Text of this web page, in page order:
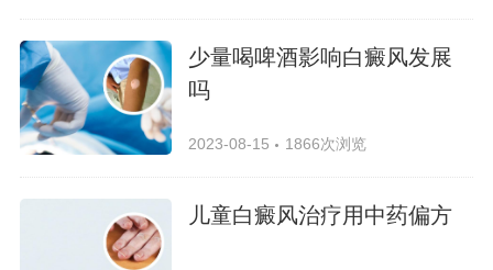
少量喝啤酒影响白癜风发展
吗
2023-08-15 1866次浏览
儿童白癜风治疗用中药偏方